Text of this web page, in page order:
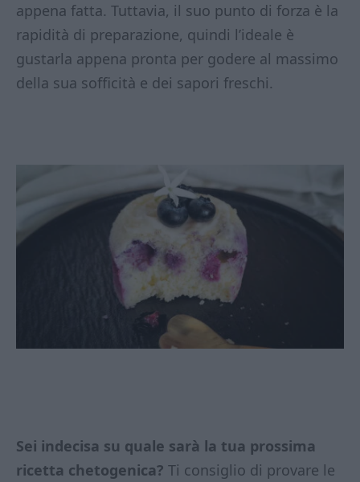
appena fatta. Tuttavia, il suo punto di forza è la
rapidità di preparazione, quindi l’ideale è
gustarla appena pronta per godere al massimo
della sua sofficità e dei sapori freschi.
Sei indecisa su quale sarà la tua prossima
ricetta chetogenica? Ti consiglio di provare le